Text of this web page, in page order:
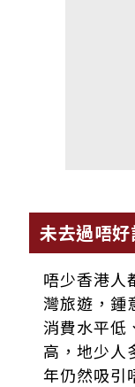
未去過唔
唔少香港人
灣旅遊，鍾
消費水平低
高，地少人
年仍然吸引